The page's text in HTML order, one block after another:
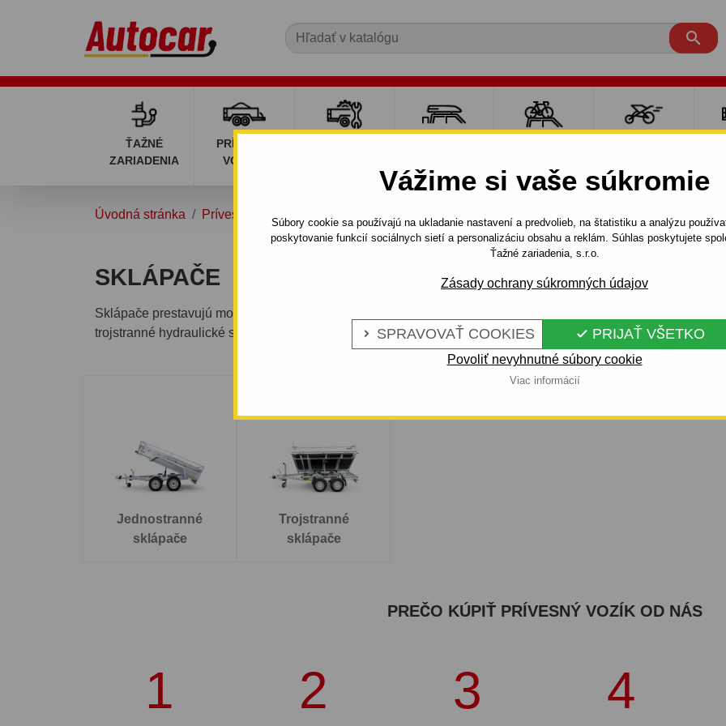
Vážime si vaše súkromie
Súbory cookie sa používajú na ukladanie nastavení a predvolieb, na štatistiku a analýzu
poskytovanie funkcií sociálnych sietí a personalizáciu obsahu a reklám. Súhlas poskytujete
Ťažné zariadenia, s.r.o.
Zásady ochrany súkromných údajov
 SPRAVOVAŤ COOKIES  PRIJAŤ VŠETKO
Povoliť nevyhnutné súbory cookie
Viac informácií

ŤAŽNÉ
ZARIADENIA
PRÍVESNÉ
VOZÍKY
Úvodná stránka Prívesné vozíky
SKLÁPAČE
Sklápače prestavujú možnosť jednoduchej prepravy a následne vyloženia tovaru pomocou vyklopenia. V
trojstranné hydraulické sklápače s kolesami pod ložnou plochou.
Jednostranné
sklápače
Trojstranné
sklápače
PREČO KÚPIŤ PRÍVESNÝ VOZÍK OD NÁS
1 2 3 4